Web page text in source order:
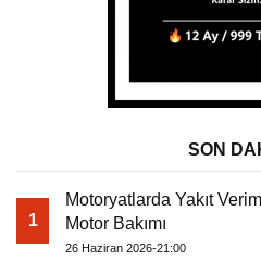
SON
1
Motoryatlarda Yakıt
Motor Bakımı
26 Haziran 2026-21:00